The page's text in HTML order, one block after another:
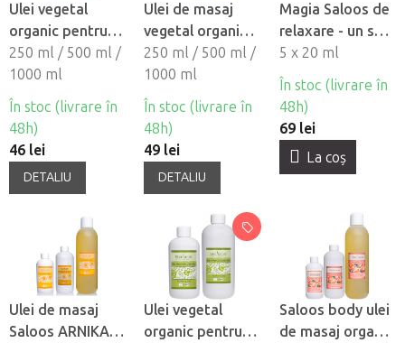
Ulei vegetal
organic pentru
masaj Saloos -
CASTOR
250 ml / 500 ml /
1000 ml
În stoc (livrare în
48h)
46 lei
DETALIU
Ulei de masaj
vegetal organic
Saloos - CAISE
250 ml / 500 ml /
1000 ml
În stoc (livrare în
48h)
49 lei
DETALIU
Magia Saloos de
relaxare - un set
de uleiuri
organice pentru
corp si masaj
5 x 20 ml
În stoc (livrare în
48h)
69 lei
La coş
Ulei de masaj
Saloos ARNIKA -
Ulei vegetal
organic pentru
Saloos body ulei
de masaj organic